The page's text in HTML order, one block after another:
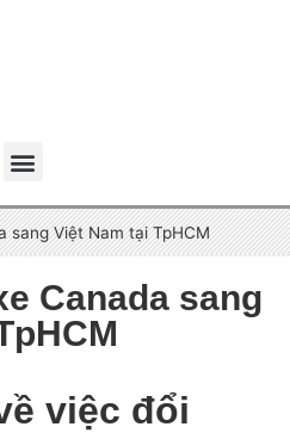
sang Việt Nam tại TpHCM
Canada sang
việc đổi